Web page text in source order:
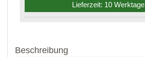
Lieferzeit: 10 Werktage
Beschreibung